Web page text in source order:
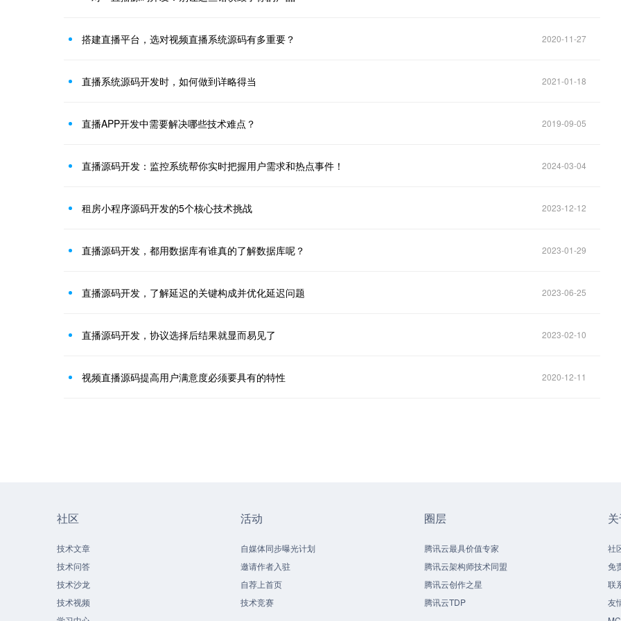
搭建直播平台，选对视频直播系统源码有多重要？ 2020-11-27
直播系统源码开发时，如何做到详略得当 2021-01-18
直播APP开发中需要解决哪些技术难点？ 2019-09-05
直播源码开发：监控系统帮你实时把握用户需求和热点事件！ 2024-03-04
租房小程序源码开发的5个核心技术挑战 2023-12-12
直播源码开发，都用数据库有谁真的了解数据库呢？ 2023-01-29
直播源码开发，了解延迟的关键构成并优化延迟问题 2023-06-25
直播源码开发，协议选择后结果就显而易见了 2023-02-10
视频直播源码提高用户满意度必须要具有的特性 2020-12-11
社区
技术文章
技术问答
技术沙龙
技术视频
活动
自媒体同步曝光计划
邀请作者入驻
自荐上首页
技术竞赛
圈层
腾讯云最具价值专家
腾讯云架构师技术同盟
腾讯云创作之星
腾讯云TDP
社
免
联
友